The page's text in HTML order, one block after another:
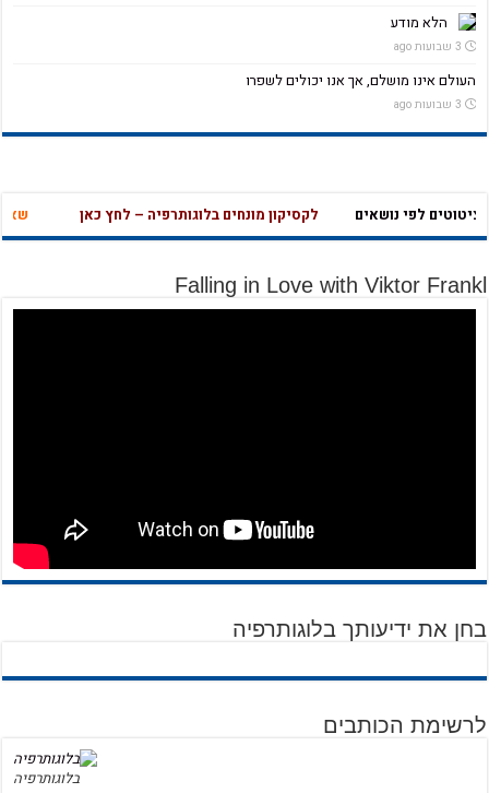
הלא מודע
3 שבועות ago
העולם אינו מושלם, אך אנו יכולים לשפרו
3 שבועות ago
לפי נושאים לקסיקון מונחים בלוגותרפיה – לחץ כאן
Falling in Love with Viktor Frankl
בחן את ידיעותך בלוגותרפיה
לרשימת הכותבים
בלוגותרפיה